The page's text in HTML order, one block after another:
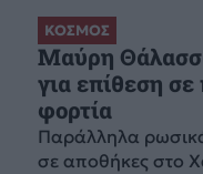
ΚΟΣΜΟΣ
Μαύρη
για επίθεση
φορτία
Παράλληλα
σε αποθήκες στο